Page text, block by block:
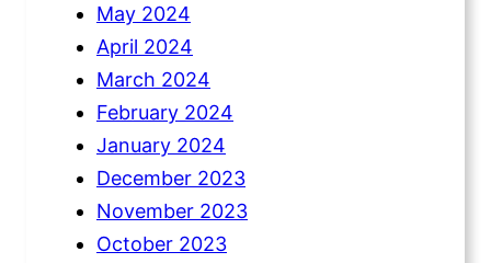
May 2024
April 2024
March 2024
February 2024
January 2024
December 2023
November 2023
October 2023